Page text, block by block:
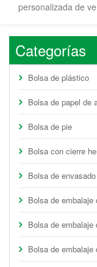
personalizada de
Categorías
Bolsa de plástico
Bolsa de papel de
Bolsa de pie
Bolsa con cierre
Bolsa de
Bolsa de
Bolsa de
Bolsa de embalaje